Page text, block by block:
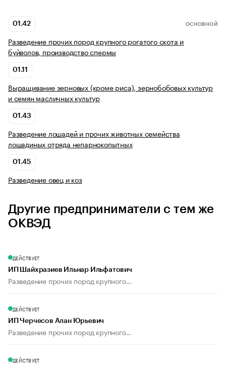
01.42 ОСНОВНОЙ
Разведение прочих пород крупного рогатого скота и
буйволов, производство спермы
01.11
Выращивание зерновых (кроме риса), зернобобовых культур
и семян масличных культур
01.43
Разведение лошадей и прочих животных семейства
лошадиных отряда непарнокопытных
01.45
Разведение овец и коз
Другие предприниматели с тем же
ОКВЭД
ДЕЙСТВУЕТ
ИП Шайхразиев Ильнар Ильфатович
Разведение прочих пород крупного...
ДЕЙСТВУЕТ
ИП Черчесов Алан Юрьевич
Разведение прочих пород крупного...
ДЕЙСТВУЕТ